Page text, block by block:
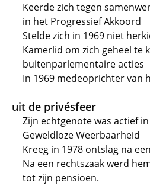
Keerde zich tegen
in het Progressief Akkoord
Stelde zich in 1969 niet
Kamerlid om zich geheel te
buitenparlementaire acties
In 1969 medeoprichter van
uit de privésfeer
Zijn echtgenote was actief
Geweldloze Weerbaarheid
Kreeg in 1978 ontslag na
Na een rechtszaak werd
tot zijn pensioen.